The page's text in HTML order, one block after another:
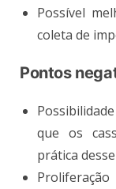
Possível
coleta de
Pontos
que os
prática